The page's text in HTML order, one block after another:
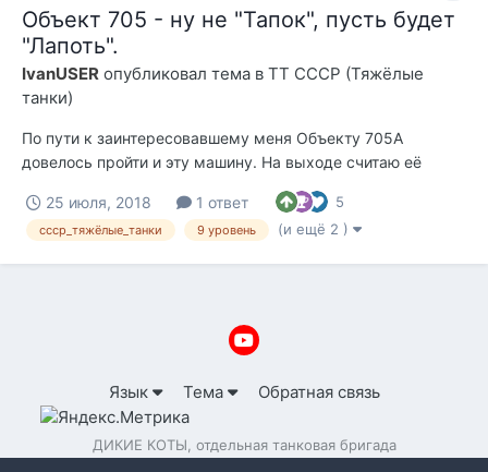
Объект 705 - ну не "Тапок", пусть будет
"Лапоть".
IvanUSER опубликовал тема в ТТ СССР (Тяжёлые
танки)
По пути к заинтересовавшему меня Объекту 705А
довелось пройти и эту машину. На выходе считаю её
нашей игры концепцией бронирования. I. Подвижность
Ничего сверхъестественного, обычный ТТ - у нас
25 июля, 2018 1 ответ 5
ссср_тяжёлые_танки 9 уровень (и ещё 2 )
Язык Тема Обратная связь
ДИКИЕ КОТЫ, отдельная танковая бригада